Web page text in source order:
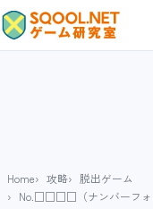
Home 攻略
脱出ゲーム
No.□□□□（ナンバーフ